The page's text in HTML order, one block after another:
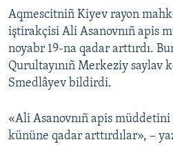
VİDEO
SÜRET
BLOGLAR
FİKİR
Русский
Aqmescitniñ Kiyev rayon
iştirakçisi Ali Asanovnıñ apis
noyabr 19-na qadar arttırdı.
Qurultayınıñ Merkeziy saylav
Smedlâyev bildirdi.
«Ali Asanovnıñ apis müddetini
kününe qadar arttırdılar», –